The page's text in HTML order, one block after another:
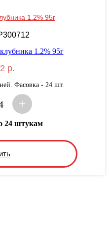
1.2% 95г
р.
Фасовка - 24 шт.
+
24 штукам